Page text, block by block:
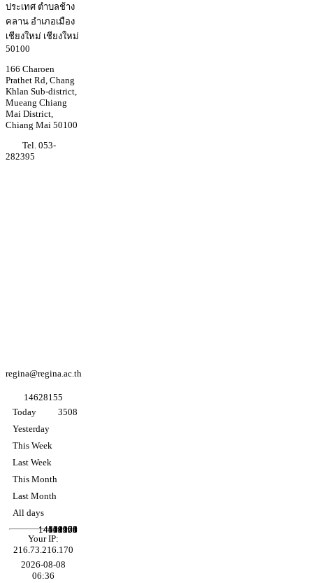
ประเทศ ตำบลช้าง
คลาน อำเภอเมือง
เชียงใหม่ เชียงใหม่
50100
166 Charoen
Prathet Rd, Chang
Khlan Sub-district,
Mueang Chiang
Mai District,
Chiang Mai 50100
Tel. 053-
282395
regina@regina.ac.th
1 46281 55
Today
Yesterday
This Week
Last Week
This Month
Last Month
All days
3508
12556
69260
14458904
101191
546073
14628155
Your IP:
216.73.216.170
2026-08-08
06:36